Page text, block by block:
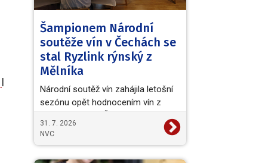
|
Šampionem Národní
soutěže vín v Čechách se
stal Ryzlink rýnský z
Mělníka
Národní soutěž vín zahájila letošní
sezónu opět hodnocením vín z
Šampiona a zároveň…
31. 7. 2026
NVC